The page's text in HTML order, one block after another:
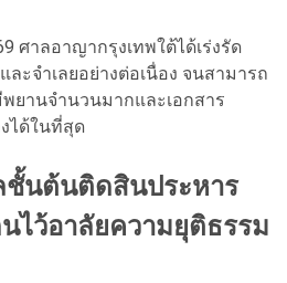
ศาลอาญากรุงเทพใต้ได้เร่งรัด
ะจำเลยอย่างต่อเนื่อง จนสามารถ
ยานจำนวนมากและเอกสาร
ได้ในที่สุด
ชั้นต้นติดสินประหาร
ไว้อาลัยความยุติธรรม